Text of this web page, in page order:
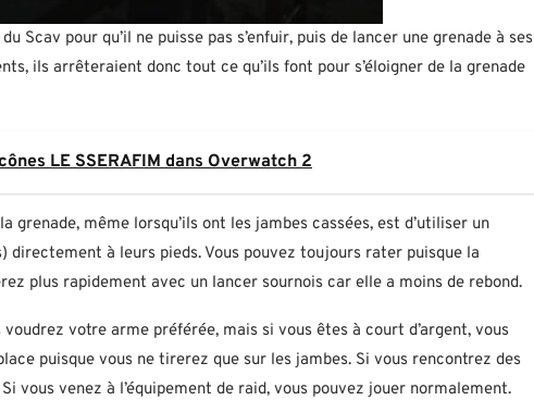
Scav pour qu’il ne puisse pas s’enfuir, puis de lancer une grenade à ses
ils arrêteraient donc tout ce qu’ils font pour s’éloigner de la grenade
LE SSERAFIM dans Overwatch 2
grenade, même lorsqu’ils ont les jambes cassées, est d’utiliser un
directement à leurs pieds. Vous pouvez toujours rater puisque la
plus rapidement avec un lancer sournois car elle a moins de rebond.
votre arme préférée, mais si vous êtes à court d’argent, vous
puisque vous ne tirerez que sur les jambes. Si vous rencontrez des
vous venez à l’équipement de raid, vous pouvez jouer normalement.